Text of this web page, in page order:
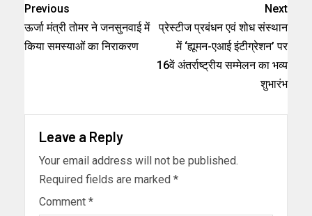
Previous
ऊर्जा मंत्री तोमर ने जनसुनवाई में
किया समस्याओं का निराकरण
Next
प्रेस्टीज प्रबंधन एवं शोध संस्थान
में ‘ह्यूमन-एआई इंटीग्रेशन’ पर
16वें अंतर्राष्ट्रीय सम्मेलन का भव्य
शुभारंभ
Leave a Reply
Your email address will not be published.
Required fields are marked *
Comment *